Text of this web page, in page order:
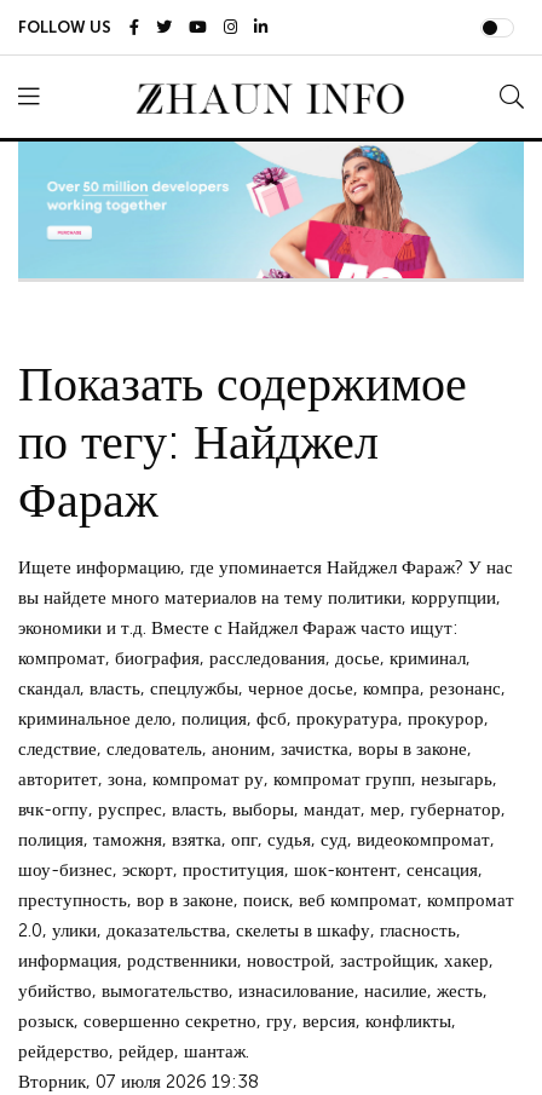
FOLLOW US
Показать содержимое
по тегу: Найджел
Фараж
Ищете информацию, где упоминается Найджел Фараж? У нас
вы найдете много материалов на тему политики, коррупции,
экономики и т.д. Вместе с Найджел Фараж часто ищут:
компромат, биография, расследования, досье, криминал,
скандал, власть, спецлужбы, черное досье, компра, резонанс,
криминальное дело, полиция, фсб, прокуратура, прокурор,
следствие, следователь, аноним, зачистка, воры в законе,
авторитет, зона, компромат ру, компромат групп, незыгарь,
вчк-огпу, руспрес, власть, выборы, мандат, мер, губернатор,
полиция, таможня, взятка, опг, судья, суд, видеокомпромат,
шоу-бизнес, эскорт, проституция, шок-контент, сенсация,
преступность, вор в законе, поиск, веб компромат, компромат
2.0, улики, доказательства, скелеты в шкафу, гласность,
информация, родственники, новострой, застройщик, хакер,
убийство, вымогательство, изнасилование, насилие, жесть,
розыск, совершенно секретно, гру, версия, конфликты,
рейдерство, рейдер, шантаж.
Вторник, 07 июля 2026 19:38